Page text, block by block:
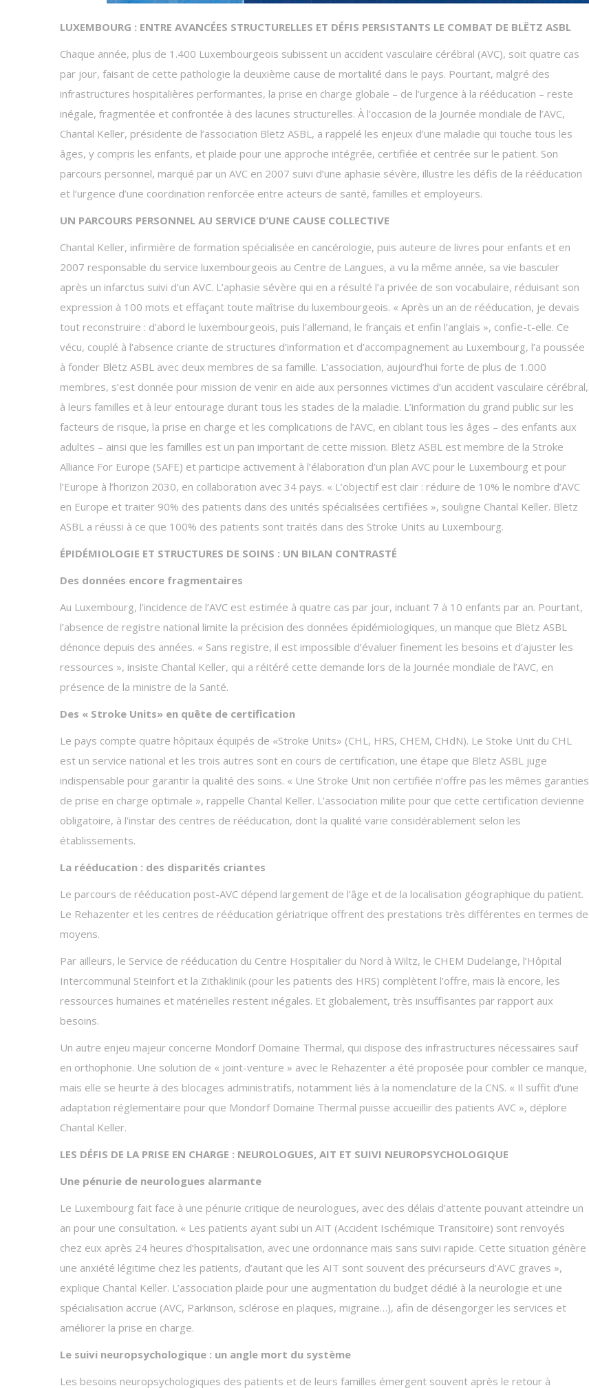
LUXEMBOURG : ENTRE AVANCÉES STRUCTURELLES ET DÉFIS PERSISTANTS LE COMBAT DE BLËTZ ASBL
Chaque année, plus de 1.400 Luxembourgeois subissent un accident vasculaire cérébral (AVC), soit quatre cas
par jour, faisant de cette pathologie la deuxième cause de mortalité dans le pays. Pourtant, malgré des
infrastructures hospitalières performantes, la prise en charge globale – de l’urgence à la rééducation – reste
inégale, fragmentée et confrontée à des lacunes structurelles. À l’occasion de la Journée mondiale de l’AVC,
Chantal Keller, présidente de l’association Blëtz ASBL, a rappelé les enjeux d’une maladie qui touche tous les
âges, y compris les enfants, et plaide pour une approche intégrée, certifiée et centrée sur le patient. Son
parcours personnel, marqué par un AVC en 2007 suivi d’une aphasie sévère, illustre les défis de la rééducation
et l’urgence d’une coordination renforcée entre acteurs de santé, familles et employeurs.
UN PARCOURS PERSONNEL AU SERVICE D’UNE CAUSE COLLECTIVE
Chantal Keller, infirmière de formation spécialisée en cancérologie, puis auteure de livres pour enfants et en
2007 responsable du service luxembourgeois au Centre de Langues, a vu la même année, sa vie basculer
après un infarctus suivi d’un AVC. L’aphasie sévère qui en a résulté l’a privée de son vocabulaire, réduisant son
expression à 100 mots et effaçant toute maîtrise du luxembourgeois. « Après un an de rééducation, je devais
tout reconstruire : d’abord le luxembourgeois, puis l’allemand, le français et enfin l’anglais », confie-t-elle. Ce
vécu, couplé à l’absence criante de structures d’information et d’accompagnement au Luxembourg, l’a poussée
à fonder Blëtz ASBL avec deux membres de sa famille. L’association, aujourd’hui forte de plus de 1.000
membres, s’est donnée pour mission de venir en aide aux personnes victimes d’un accident vasculaire cérébral,
à leurs familles et à leur entourage durant tous les stades de la maladie. L’information du grand public sur les
facteurs de risque, la prise en charge et les complications de l’AVC, en ciblant tous les âges – des enfants aux
adultes – ainsi que les familles est un pan important de cette mission. Blëtz ASBL est membre de la Stroke
Alliance For Europe (SAFE) et participe activement à l’élaboration d’un plan AVC pour le Luxembourg et pour
l’Europe à l’horizon 2030, en collaboration avec 34 pays. « L’objectif est clair : réduire de 10% le nombre d’AVC
en Europe et traiter 90% des patients dans des unités spécialisées certifiées », souligne Chantal Keller. Blëtz
ASBL a réussi à ce que 100% des patients sont traités dans des Stroke Units au Luxembourg.
ÉPIDÉMIOLOGIE ET STRUCTURES DE SOINS : UN BILAN CONTRASTÉ
Des données encore fragmentaires
Au Luxembourg, l’incidence de l’AVC est estimée à quatre cas par jour, incluant 7 à 10 enfants par an. Pourtant,
l’absence de registre national limite la précision des données épidémiologiques, un manque que Blëtz ASBL
dénonce depuis des années. « Sans registre, il est impossible d’évaluer finement les besoins et d’ajuster les
ressources », insiste Chantal Keller, qui a réitéré cette demande lors de la Journée mondiale de l’AVC, en
présence de la ministre de la Santé.
Des « Stroke Units» en quête de certification
Le pays compte quatre hôpitaux équipés de «Stroke Units» (CHL, HRS, CHEM, CHdN). Le Stoke Unit du CHL
est un service national et les trois autres sont en cours de certification, une étape que Blëtz ASBL juge
indispensable pour garantir la qualité des soins. « Une Stroke Unit non certifiée n’offre pas les mêmes garanties
de prise en charge optimale », rappelle Chantal Keller. L’association milite pour que cette certification devienne
obligatoire, à l’instar des centres de rééducation, dont la qualité varie considérablement selon les
établissements.
La rééducation : des disparités criantes
Le parcours de rééducation post-AVC dépend largement de l’âge et de la localisation géographique du patient.
Le Rehazenter et les centres de rééducation gériatrique offrent des prestations très différentes en termes de
moyens.
Par ailleurs, le Service de rééducation du Centre Hospitalier du Nord à Wiltz, le CHEM Dudelange, l’Hôpital
Intercommunal Steinfort et la Zithaklinik (pour les patients des HRS) complètent l’offre, mais là encore, les
ressources humaines et matérielles restent inégales. Et globalement, très insuffisantes par rapport aux
besoins.
Un autre enjeu majeur concerne Mondorf Domaine Thermal, qui dispose des infrastructures nécessaires sauf
en orthophonie. Une solution de « joint-venture » avec le Rehazenter a été proposée pour combler ce manque,
mais elle se heurte à des blocages administratifs, notamment liés à la nomenclature de la CNS. « Il suffit d’une
adaptation réglementaire pour que Mondorf Domaine Thermal puisse accueillir des patients AVC », déplore
Chantal Keller.
LES DÉFIS DE LA PRISE EN CHARGE : NEUROLOGUES, AIT ET SUIVI NEUROPSYCHOLOGIQUE
Une pénurie de neurologues alarmante
Le Luxembourg fait face à une pénurie critique de neurologues, avec des délais d’attente pouvant atteindre un
an pour une consultation. « Les patients ayant subi un AIT (Accident Ischémique Transitoire) sont renvoyés
chez eux après 24 heures d’hospitalisation, avec une ordonnance mais sans suivi rapide. Cette situation génère
une anxiété légitime chez les patients, d’autant que les AIT sont souvent des précurseurs d’AVC graves »,
explique Chantal Keller. L’association plaide pour une augmentation du budget dédié à la neurologie et une
spécialisation accrue (AVC, Parkinson, sclérose en plaques, migraine…), afin de désengorger les services et
améliorer la prise en charge.
Le suivi neuropsychologique : un angle mort du système
Les besoins neuropsychologiques des patients et de leurs familles émergent souvent après le retour à